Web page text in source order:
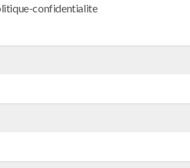
confidentialite